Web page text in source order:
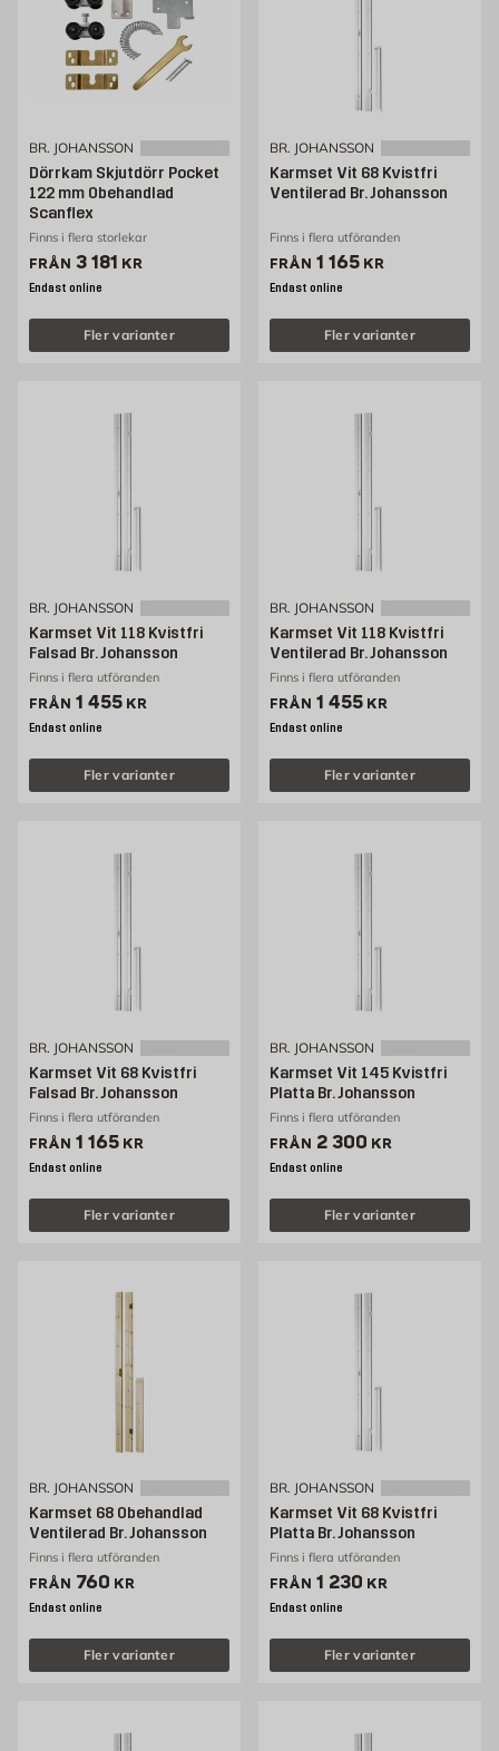
BR. JOHANSSON
Dörrkam Skjutdörr Pocket
122 mm Obehandlad
Scanflex
Finns i flera storlekar
FRÅN Pris 3181 kr
3 181 KR
Endast online
Fler varianter
BR. JOHANSSON
Karmset Vit 68 Kvistfri
Ventilerad Br. Johansson
Finns i flera utföranden
FRÅN Pris 1165 kr
1 165 KR
Endast online
Fler varianter
BR. JOHANSSON
Karmset Vit 118 Kvistfri
Falsad Br. Johansson
Finns i flera utföranden
FRÅN Pris 1455 kr
1 455 KR
Endast online
Fler varianter
BR. JOHANSSON
Karmset Vit 118 Kvistfri
Ventilerad Br. Johansson
Finns i flera utföranden
FRÅN Pris 1455 kr
1 455 KR
Endast online
Fler varianter
BR. JOHANSSON
Karmset Vit 68 Kvistfri
Falsad Br. Johansson
Finns i flera utföranden
FRÅN Pris 1165 kr
1 165 KR
Endast online
Fler varianter
BR. JOHANSSON
Karmset Vit 145 Kvistfri
Platta Br. Johansson
Finns i flera utföranden
FRÅN Pris 2300 kr
2 300 KR
Endast online
Fler varianter
BR. JOHANSSON
Karmset 68 Obehandlad
Ventilerad Br. Johansson
Finns i flera utföranden
FRÅN Pris 760 kr
760 KR
Endast online
Fler varianter
BR. JOHANSSON
Karmset Vit 68 Kvistfri
Platta Br. Johansson
Finns i flera utföranden
FRÅN Pris 1230 kr
1 230 KR
Endast online
Fler varianter